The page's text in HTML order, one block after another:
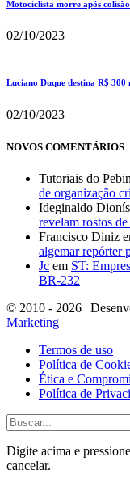
Motociclista morre após
02/10/2023
Luciano Duque destina R$ 300
02/10/2023
NOVOS COMENTÁRIOS
Tutoriais do
de organização
Ideginaldo
revelam rostos
Francisco Diniz
algemar repórter
Jc em ST:
BR-232
© 2010 - 2026 |
Marketing
Termos de uso
Política de
Ética e
Política de
Digite acima e pressione
cancelar.